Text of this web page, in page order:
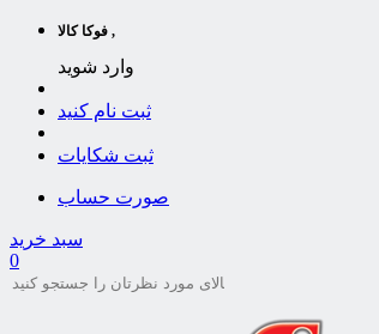
فوکا کالا ,
وارد شوید
ثبت نام کنید
ثبت شکایات
صورت حساب
سبد خرید
0